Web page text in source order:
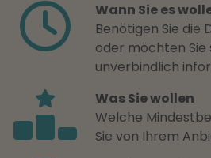
Wann Sie es
Benötigen Sie die
oder möchten Sie
unverbindlich
Was Sie wollen
Welche
Sie von Ihrem